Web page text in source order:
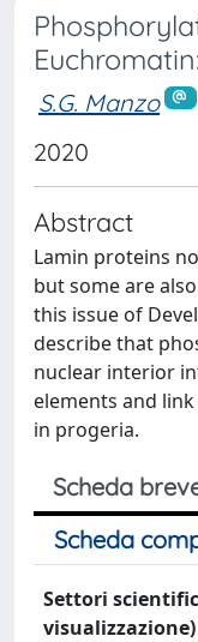
S.G. Manzo
2020
Abstract
Lamin proteins
but some are
this issue of
describe that
nuclear interior
elements and
in progeria.
Scheda
Scheda
Settori
visualizzazione)